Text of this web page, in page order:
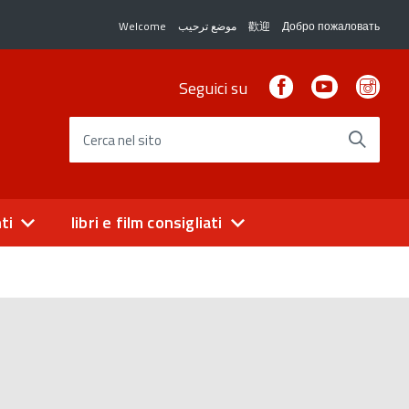
Welcome موضع ترحيب 歡迎 Добро пожаловать
Seguici su FacebookYoutube
Cerca nel sito
libri e film consigliati